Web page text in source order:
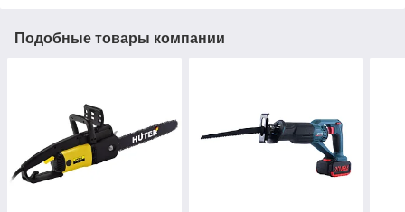
Подобные товары компании